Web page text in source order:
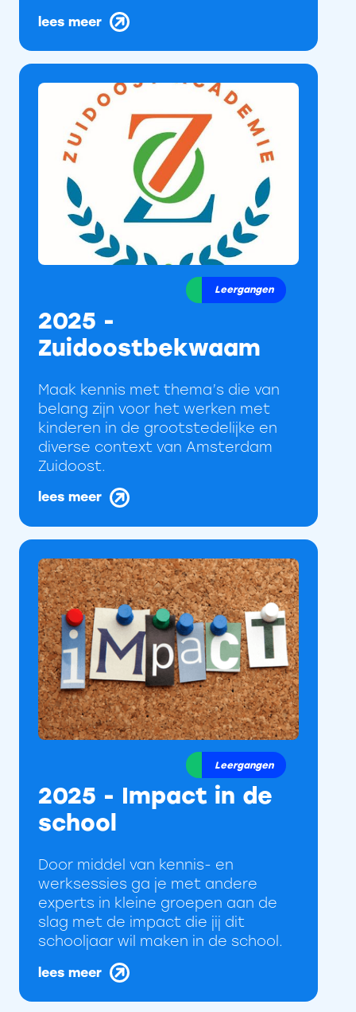
lees meer
Leergangen
2025 -
Zuidoostbekwaam
Maak kennis met thema’s die van
belang zijn voor het werken met
kinderen in de grootstedelijke en
diverse context van Amsterdam
Zuidoost.
lees meer
Leergangen
2025 - Impact in de
school
Door middel van kennis- en
werksessies ga je met andere
experts in kleine groepen aan de
slag met de impact die jij dit
schooljaar wil maken in de school.
lees meer